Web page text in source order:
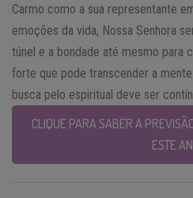
Carmo como a sua representante
emoções da vida, Nossa Senhora
túnel e a bondade até mesmo para
forte que pode transcender a
busca pelo espiritual deve ser
CLIQUE PARA SABER A
ESTE